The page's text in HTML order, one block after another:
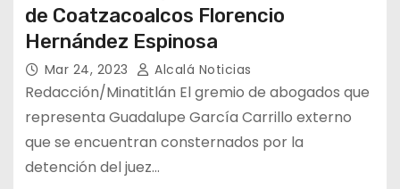
de Coatzacoalcos Florencio
Hernández Espinosa
Mar 24, 2023 Alcalá Noticias
Redacción/Minatitlán El gremio de abogados que
representa Guadalupe García Carrillo externo
que se encuentran consternados por la
detención del juez…